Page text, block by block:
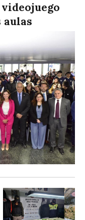
aulas